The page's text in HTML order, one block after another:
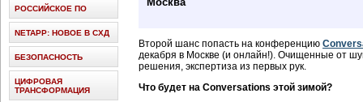
Второй шанс попасть на конференцию
декабря в Москве (и онлайн!). Очищенные от
решения, экспертиза из первых рук.
Что будет на Conversations этой зимой?
РОССИЙСКОЕ ПО
NETAPP: НОВОЕ В СХД
БЕЗОПАСНОСТЬ
ЦИФРОВАЯ
ТРАНСФОРМАЦИЯ